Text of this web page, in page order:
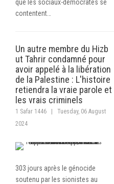
que les sociaux-démocrates se
contentent…
Un autre membre du Hizb
ut Tahrir condamné pour
avoir appelé à la libération
de la Palestine : L'histoire
retiendra la vraie parole et
les vrais criminels
1 Safar 1446
Tuesday, 06 August
2024
303 jours après le génocide
soutenu par les sionistes au